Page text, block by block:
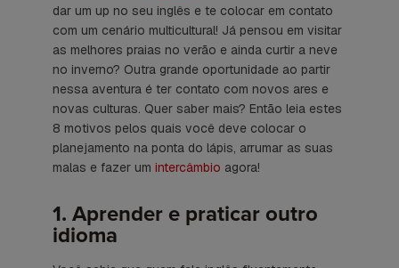
dar um up no seu inglês e te colocar em contato
com um cenário multicultural! Já pensou em visitar
as melhores praias no verão e ainda curtir a neve
no inverno? Outra grande oportunidade ao partir
nessa aventura é ter contato com novos ares e
novas culturas. Quer saber mais? Então leia estes
8 motivos pelos quais você deve colocar o
planejamento na ponta do lápis, arrumar as suas
malas e fazer um intercâmbio agora!
1. Aprender e praticar outro
idioma